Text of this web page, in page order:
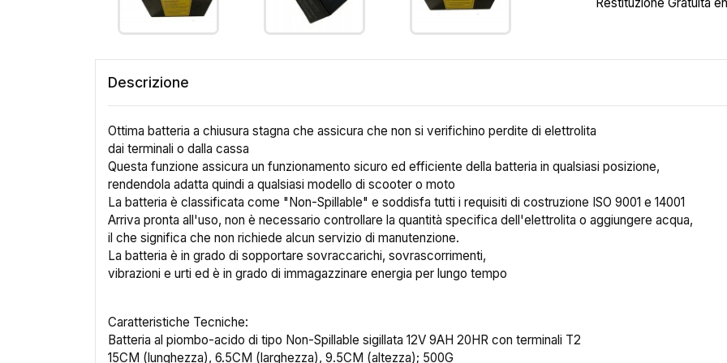
Descrizione
Ottima batteria a chiusura stagna che assicura che non si verifichino perdite di elettrolita
dai terminali o dalla cassa
Questa funzione assicura un funzionamento sicuro ed efficiente della batteria in qualsiasi posizione,
rendendola adatta quindi a qualsiasi modello di scooter o moto
La batteria è classificata come "Non-Spillable" e soddisfa tutti i requisiti di costruzione ISO 9001 e 14001
Arriva pronta all'uso, non è necessario controllare la quantità specifica dell'elettrolita o aggiungere acqua,
il che significa che non richiede alcun servizio di manutenzione.
La batteria è in grado di sopportare sovraccarichi, sovrascorrimenti,
vibrazioni e urti ed è in grado di immagazzinare energia per lungo tempo
Caratteristiche Tecniche:
Batteria al piombo-acido di tipo Non-Spillable sigillata 12V 9AH 20HR con terminali T2
15CM (lunghezza), 6.5CM (larghezza), 9.5CM (altezza); 500G